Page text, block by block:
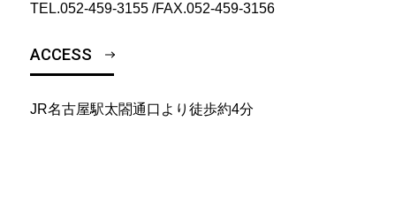
TEL.052-459-3155 /FAX.052-459-3156
ACCESS
JR名古屋駅太閤通口より徒歩約4分